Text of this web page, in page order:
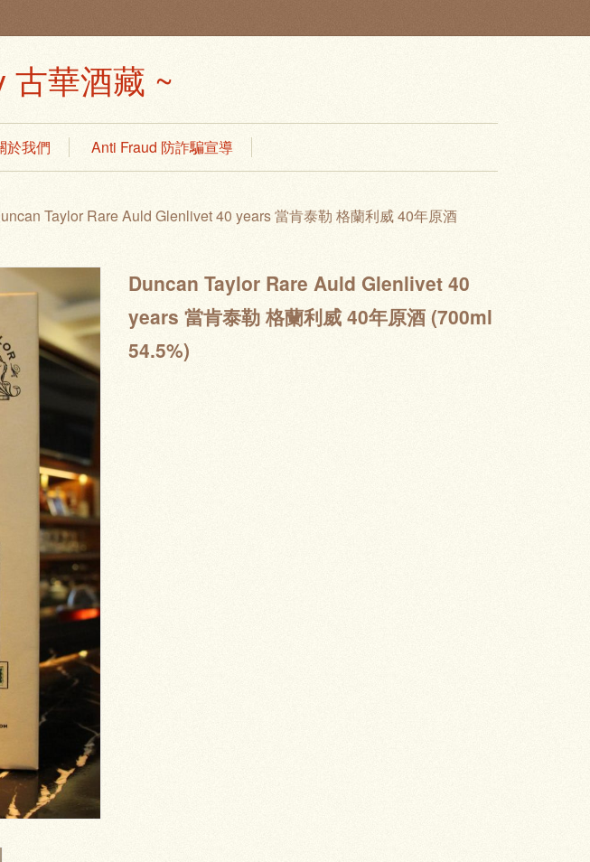
古華酒藏 ~
於我們 Anti Fraud 防詐騙宣導
Taylor Rare Auld Glenlivet 40 years 當肯泰勒 格蘭利威 40年原酒
Duncan Taylor Rare Auld Glenlivet 40
years 當肯泰勒 格蘭利威 40年原酒 (700ml
54.5%)